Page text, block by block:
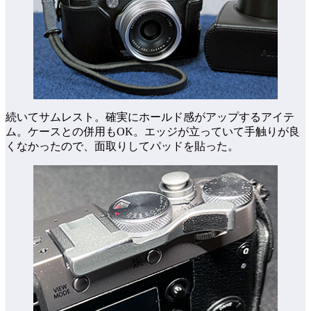
続いてサムレスト。確実にホールド感がアップするアイテ
ム。ケースとの併用もOK。エッジが立っていて手触りが良
くなかったので、面取りしてパッドを貼った。